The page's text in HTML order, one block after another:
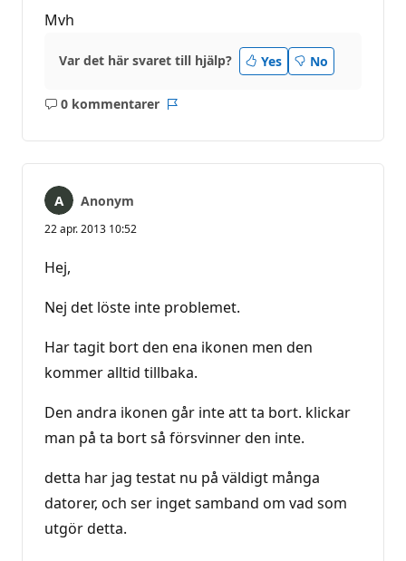
Mvh
Var det här svaret till hjälp? Yes No
0 kommentarer
Inga
Anonym
22 apr. 2013 10:52
Hej,
Nej det löste inte problemet.
Har tagit bort den ena ikonen men den
kommer alltid tillbaka.
Den andra ikonen går inte att ta bort. klickar
man på ta bort så försvinner den inte.
detta har jag testat nu på väldigt många
datorer, och ser inget samband om vad som
utgör detta.